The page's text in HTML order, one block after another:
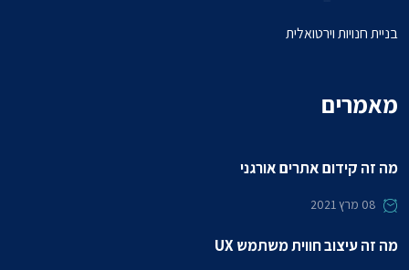
בניית חנויות וירטואלית
מאמרים
מה זה קידום אתרים אורגני
08 מרץ 2021
מה זה עיצוב חווית משתמש UX